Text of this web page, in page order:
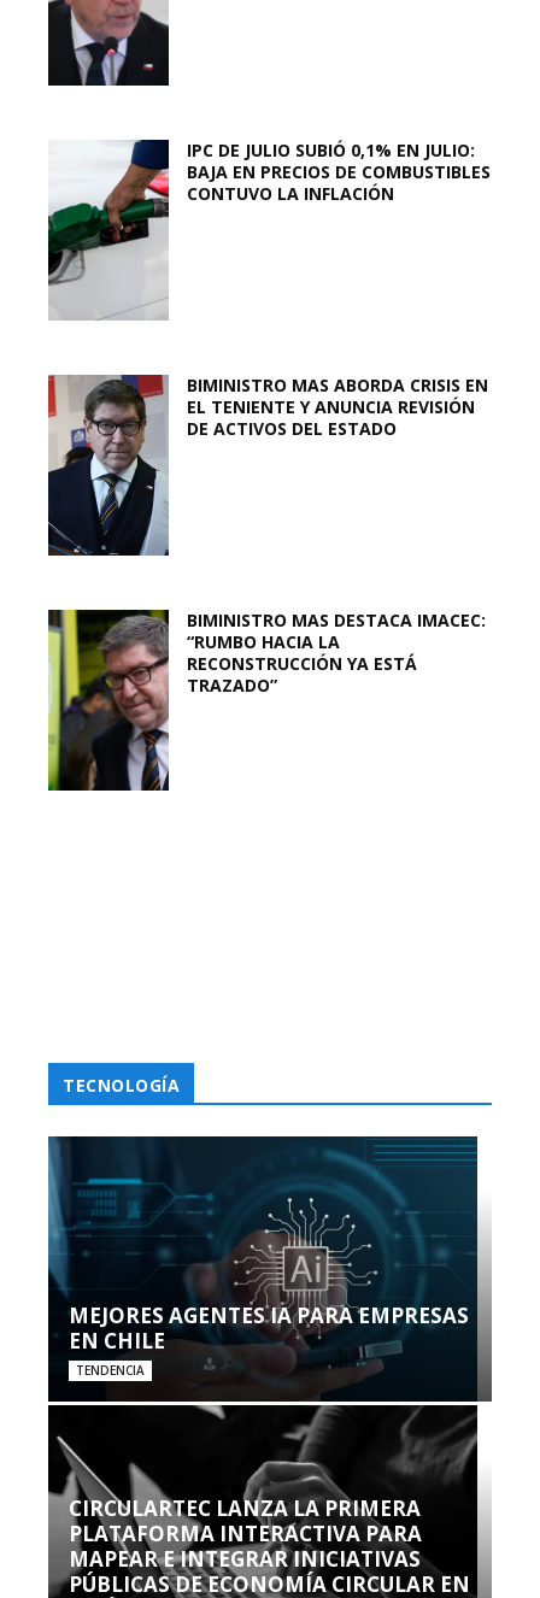
IPC DE JULIO SUBIÓ 0,1% EN JULIO:
BAJA EN PRECIOS DE COMBUSTIBLES
CONTUVO LA INFLACIÓN
BIMINISTRO MAS ABORDA CRISIS EN
EL TENIENTE Y ANUNCIA REVISIÓN
DE ACTIVOS DEL ESTADO
BIMINISTRO MAS DESTACA IMACEC:
“RUMBO HACIA LA
RECONSTRUCCIÓN YA ESTÁ
TRAZADO”
TECNOLOGÍA
MEJORES AGENTES IA PARA EMPRESAS
EN CHILE
TENDENCIA
CIRCULARTEC LANZA LA PRIMERA
PLATAFORMA INTERACTIVA PARA
MAPEAR E INTEGRAR INICIATIVAS
PÚBLICAS DE ECONOMÍA CIRCULAR EN